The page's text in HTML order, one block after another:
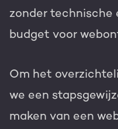
zonder technische
budget voor
Om het
we een
maken van een